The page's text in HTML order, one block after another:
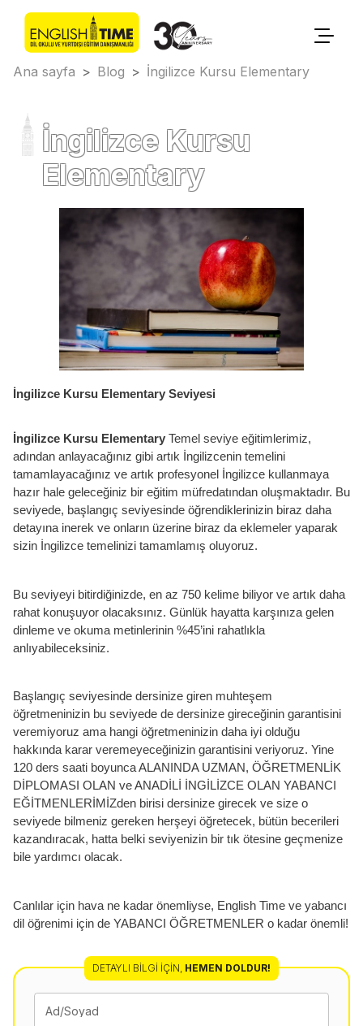
Ana sayfa > Blog > İngilizce Kursu Elementary
İngilizce Kursu
Elementary
İngilizce Kursu Elementary Seviyesi
İngilizce Kursu Elementary Temel seviye eğitimlerimiz,
adından anlayacağınız gibi artık İngilizcenin temelini
tamamlayacağınız ve artık profesyonel İngilizce kullanmaya
hazır hale geleceğiniz bir eğitim müfredatından oluşmaktadır. Bu
seviyede, başlangıç seviyesinde öğrendiklerinizin biraz daha
detayına inerek ve onların üzerine biraz da eklemeler yaparak
sizin İngilizce temelinizi tamamlamış oluyoruz.
Bu seviyeyi bitirdiğinizde, en az 750 kelime biliyor ve artık daha
rahat konuşuyor olacaksınız. Günlük hayatta karşınıza gelen
dinleme ve okuma metinlerinin %45’ini rahatlıkla
anlıyabileceksiniz.
Başlangıç seviyesinde dersinize giren muhteşem
öğretmeninizin bu seviyede de dersinize gireceğinin garantisini
veremiyoruz ama hangi öğretmeninizin daha iyi olduğu
hakkında karar veremeyeceğinizin garantisini veriyoruz. Yine
120 ders saati boyunca ALANINDA UZMAN, ÖĞRETMENLİK
DİPLOMASI OLAN ve ANADİLİ İNGİLİZCE OLAN YABANCI
EĞİTMENLERİMİZden birisi dersinize girecek ve size o
seviyede bilmeniz gereken herşeyi öğretecek, bütün becerileri
kazandıracak, hatta belki seviyenizin bir tık ötesine geçmenize
bile yardımcı olacak.
Canlılar için hava ne kadar önemliyse, English Time ve yabancı
dil öğrenimi için de YABANCI ÖĞRETMENLER o kadar önemli!
DETAYLI BILGI İÇIN, HEMEN DOLDUR!
Ad/Soyad